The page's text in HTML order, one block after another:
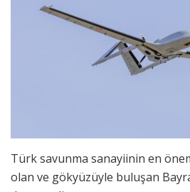
Türk savunma sanayiinin en
olan ve gökyüzüyle buluşan